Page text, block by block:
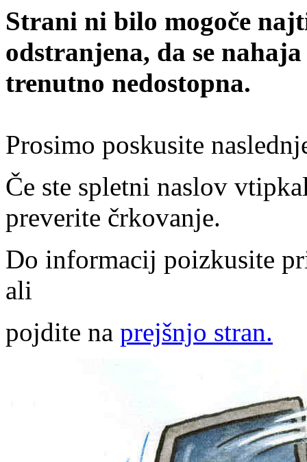
Strani ni bilo mogoče
odstranjena, da se
trenutno nedostopna.
Prosimo poskusite
Če ste spletni naslov
preverite črkovanje.
Do informacij poizkusite
ali
pojdite na prejšnjo stran.